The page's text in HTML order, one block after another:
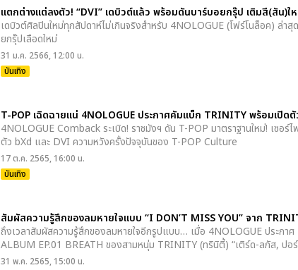
แตกต่างแต่ลงตัว! “DVI” เดบิวต์แล้ว พร้อมดันบาร์บอยกรุ๊ป เติมสี(สัน)ใ
เดบิวต์ศิลปินใหม่ทุกสัปดาห์ไม่เกินจริงสำหรับ 4NOLOGUE (โฟร์โนล็อค) ล่า
ยกรุ๊ปเลือดใหม่
31 ม.ค. 2566, 12:00 น.
บันเทิง
T-POP เฉิดฉายแน่ 4NOLOGUE ประกาศคัมแบ็ก TRINITY พร้อมเปิดตั
4NOLOGUE Comback ระเบิด! ราชมังฯ ดัน T-POP มาตราฐานใหม่! เซอ
ตัว bXd และ DVI ความหวังครั้งปัจจุบันของ T-POP Culture
17 ต.ค. 2565, 16:00 น.
บันเทิง
สัมผัสความรู้สึกของลมหายใจแบบ “I DON’T MISS YOU” จาก
ถึงเวลาสัมผัสความรู้สึกของลมหายใจอีกรูปแบบ… เมื่อ 4NOLOGUE ประกา
ALBUM EP.01 BREATH ของสามหนุ่ม TRINITY (ทรินิตี้) “เติร์ด-ลภัส, ปอร์
31 พ.ค. 2565, 15:00 น.